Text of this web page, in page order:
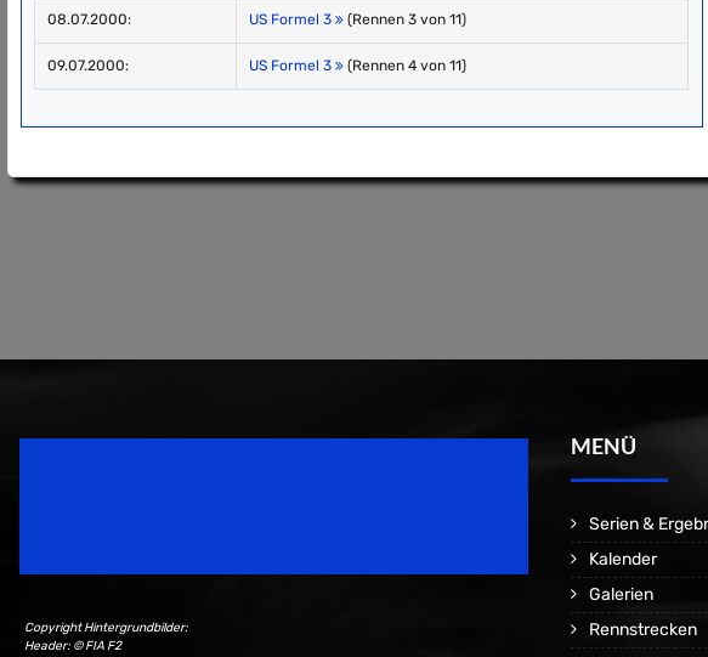
08.07.2000: US Formel 3 (Rennen 3 von 11)
09.07.2000: US Formel 3 (Rennen 4 von 11)
Copyright Hintergrundbilder:
Header: © FIA F2
MENÜ
Serien &
Kalender
Galerien
Rennstrecken